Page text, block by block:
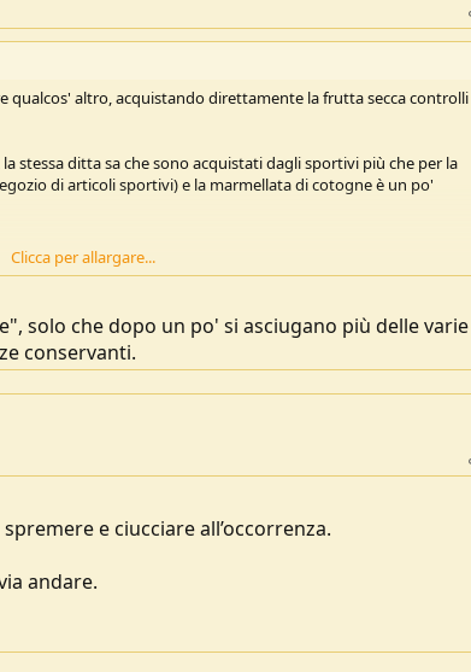
qualcos' altro, acquistando direttamente la frutta secca controlli
stessa ditta sa che sono acquistati dagli sportivi più che per la
di articoli sportivi) e la marmellata di cotogne è un po'
Clicca per allargare...
solo che dopo un po' si asciugano più delle varie
conservanti.
e ciucciare all’occorrenza.
andare.